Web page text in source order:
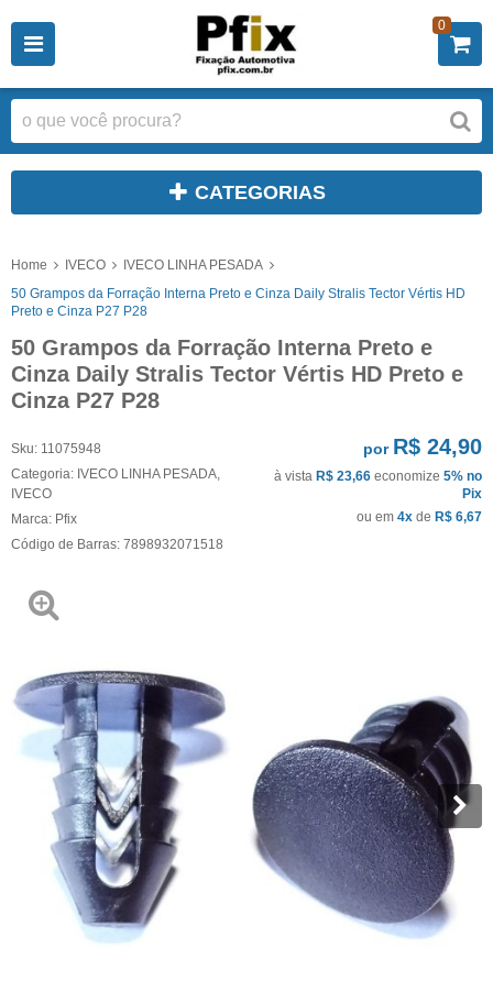
0
CATEGORIAS
Home IVECO
IVECO LINHA PESADA
50 Grampos da Forração Interna Preto e Cinza Daily Stralis Tector Vértis HD
Preto e Cinza P27 P28
50 Grampos da Forração Interna Preto e
Cinza Daily Stralis Tector Vértis HD Preto e
Cinza P27 P28
Sku: 11075948
Categoria: IVECO LINHA PESADA
IVECO
Marca: Pfix
Código de Barras: 7898932071518
por R$ 24,90
à vista R$ 23,66 economize 5% no
Pix
ou em 4x de R$ 6,67